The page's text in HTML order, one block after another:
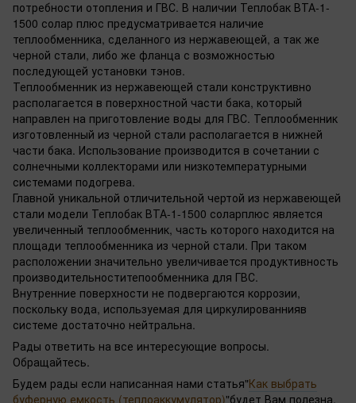
потребности отопления и ГВС. В наличии Теплобак ВТА-1-
1500 солар плюс предусматривается наличие
теплообменника, сделанного из нержавеющей, а так же
черной стали, либо же фланца с возможностью
последующей установки тэнов.
Теплообменник из нержавеющей стали конструктивно
располагается в поверхностной части бака, который
направлен на приготовление воды для ГВС. Теплообменник
изготовленный из черной стали располагается в нижней
части бака. Использование производится в сочетании с
солнечными коллекторами или низкотемпературными
системами подогрева.
Главной уникальной отличительной чертой из нержавеющей
стали модели Теплобак ВТА-1-1500 соларплюс является
увеличенный теплообменник, часть которого находится на
площади теплообменника из черной стали. При таком
расположении значительно увеличивается продуктивность
производительноститепообменника для ГВС.
Внутренние поверхности не подвергаются коррозии,
поскольку вода, используемая для циркулированнияв
системе достаточно нейтральна.
Рады ответить на все интересующие вопросы.
Обращайтесь.
Будем рады если написанная нами статья"Как выбрать
буферную емкость (теплоаккумулятор)"будет Вам полезна.